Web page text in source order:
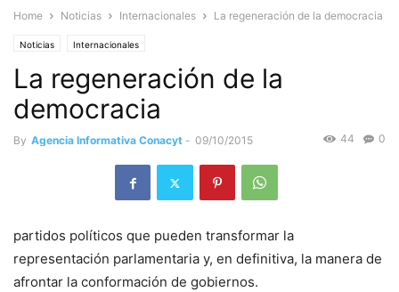
Home Noticias Internacionales La regeneración de la democracia
Noticias Internacionales
La regeneración de la
democracia
By Agencia Informativa Conacyt - 09/10/2015 0
44
partidos políticos que pueden transformar la
representación parlamentaria y, en definitiva, la manera de
afrontar la conformación de gobiernos.